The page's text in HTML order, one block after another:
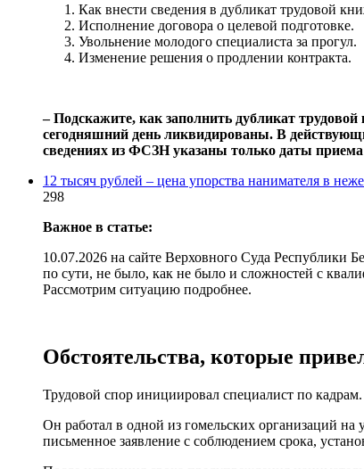
Как внести сведения в дубликат трудовой
Исполнение договора о целевой подготовке.
Увольнение молодого специалиста за прогул.
Изменение решения о продлении контракта.
‒ Подскажите, как заполнить дубликат
сегодняшний день ликвидированы. В
сведениях из ФСЗН указаны только даты
12 тысяч рублей – цена упорства нанимателя в
298
Важное в статье:
10.07.2026 на сайте Верховного Суда Республики
по сути, не было, как не было и сложностей с
Рассмотрим ситуацию подробнее.
Обстоятельства, которые
Трудовой спор инициировал специалист по кадрам.
Он работал в одной из гомельских организаций
письменное заявление с соблюдением срока,